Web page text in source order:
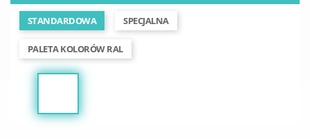
STANDARDOWA SPECJALNA
PALETA KOLORÓW RAL